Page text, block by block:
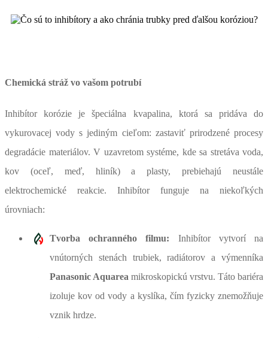
Chemická stráž vo vašom potrubí
Inhibítor korózie je špeciálna kvapalina, ktorá sa pridáva do
vykurovacej vody s jediným cieľom: zastaviť prirodzené procesy
degradácie materiálov. V uzavretom systéme, kde sa stretáva voda,
kov (oceľ, meď, hliník) a plasty, prebiehajú neustále
elektrochemické reakcie. Inhibítor funguje na niekoľkých
úrovniach:
Tvorba ochranného filmu: Inhibítor vytvorí na
vnútorných stenách trubiek, radiátorov a výmenníka
Panasonic Aquarea mikroskopickú vrstvu. Táto bariéra
izoluje kov od vody a kyslíka, čím fyzicky znemožňuje
vznik hrdze.